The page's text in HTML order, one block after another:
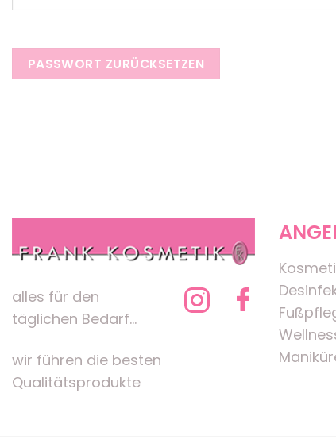
PASSWORT ZURÜCKSETZEN
alles für den
täglichen Bedarf...
wir führen die besten
Qualitätsprodukte